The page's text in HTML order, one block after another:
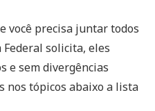
você precisa juntar todos
solicita, eles
e sem divergências
nos tópicos abaixo a lista